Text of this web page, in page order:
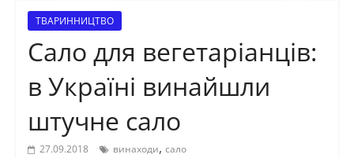
ТВАРИННИЦТВО
Сало для вегетаріанців:
в Україні винайшли
штучне сало
27.09.2018 винаходи, сало